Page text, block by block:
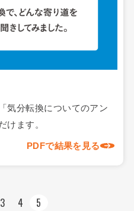
気分転換についてのアン
けます。
PDFで結果を見る
3 4 5